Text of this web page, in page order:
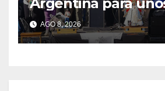
AGO 8, 2026